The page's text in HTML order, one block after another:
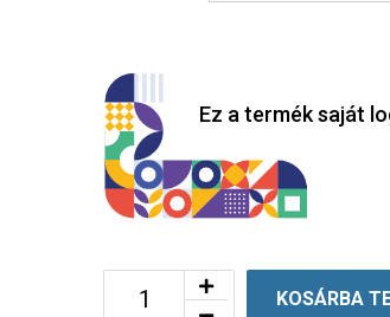
Ez a termék saját
KOSÁRBA